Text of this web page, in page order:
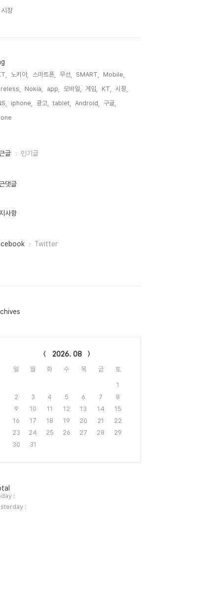
장
노키아, 스마트폰, 무선, SMART,
Mobile,
Nokia, app, 모바일, 게임, KT,
시장,
iphone, 광고, tablet, Android,
구글,
글 인기글
댓글
사항
Twitter
2026. 08
일 월 화 수 목 금 토
1
2
3 4 5 6 7
8
9
10 11 12 13 14
15
16
17 18 19 20 21
22
23
24 25 26 27 28
29
30
31
:
: